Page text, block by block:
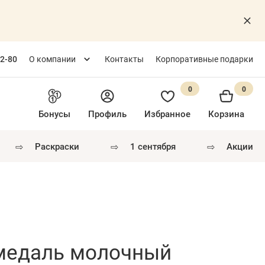
80 О компании Контакты Корпоративные подарки
Бонусы Профиль Избранное
0
Корзина
0
⇨ раскраски ⇨ 1 сентября ⇨ акции
молочный